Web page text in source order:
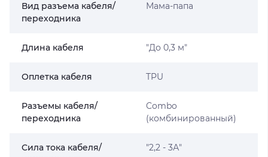
Вид разъема кабеля/
переходника
Мама-папа
Длина кабеля "До 0,3 м"
Оплетка кабеля TPU
Разъемы кабеля/
переходника
Combo
(комбинированный)
Сила тока кабеля/
"2,2 - 3А"